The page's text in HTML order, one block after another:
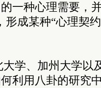
一种心理需要，
形成某种“心理契
学、加州大学以
利用八卦的研究